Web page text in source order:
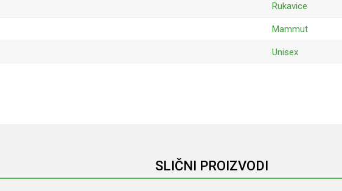
Rukavice
Mammut
Unisex
SLIČNI PROIZVODI